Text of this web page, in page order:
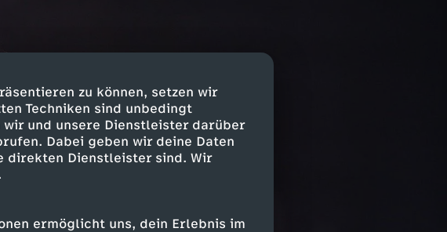
zu können, setzen wir
Techniken sind unbedingt
und unsere Dienstleister darüber
Dabei geben wir deine Daten
direkten Dienstleister sind. Wir
ermöglicht uns, dein Erlebnis im